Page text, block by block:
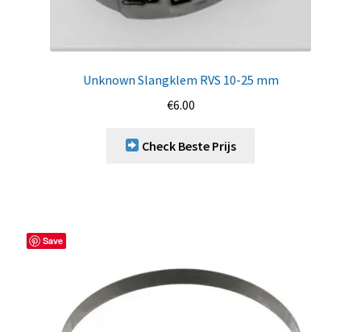
Unknown Slangklem RVS 10-25 mm
€6.00
Check Beste Prijs
Save